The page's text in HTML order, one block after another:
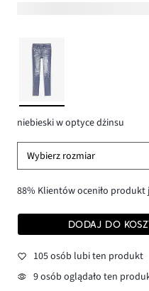
niebieski w optyce dżinsu
Wybierz rozmiar
88% Klientów oceniło
DODAJ DO
105 osób lubi ten produkt
9 osób oglądało ten